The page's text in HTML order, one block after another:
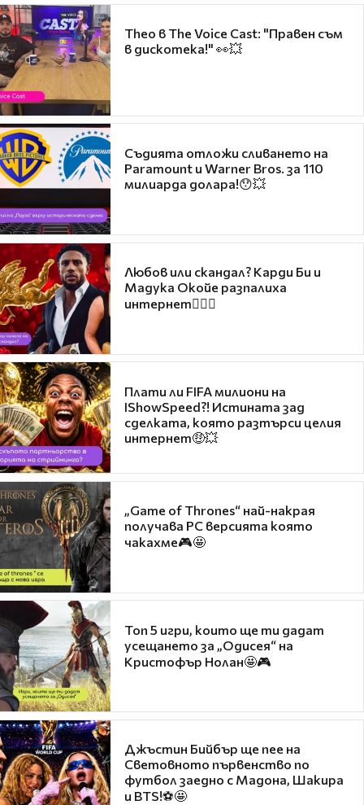
Theo в The Voice Cast: "Правен съм
в дискотека!" 👀💥
Съдията отложи сливането на
Paramount и Warner Bros. за 110
милиарда долара!😯💥
Любов или скандал? Карди Би и
Мадука Окойе разпалиха
интернет❤️‍🔥🔥
Плати ли FIFA милиони на
IShowSpeed?! Истината зад
сделката, която разтърси целия
интернет🤑💥
„Game of Thrones“ най-накрая
получава PC версията която
чакахме🎮🤩
Топ 5 игри, които ще ти дадат
усещането за „Одисея“ на
Кристофър Нолан🤩🎮
Джъстин Бийбър ще пее на
Световното първенство по
футбол заедно с Мадона, Шакира
и BTS!⚽🤩